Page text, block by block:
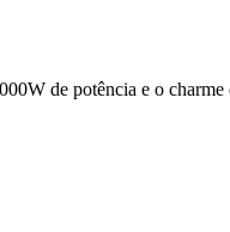
de potência e o